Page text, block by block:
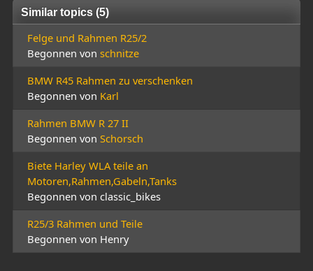
Similar topics (5)
Felge und Rahmen R25/2
Begonnen von schnitze
BMW R45 Rahmen zu verschenken
Begonnen von Karl
Rahmen BMW R 27 II
Begonnen von Schorsch
Biete Harley WLA teile an
Motoren,Rahmen,Gabeln,Tanks
Begonnen von classic_bikes
R25/3 Rahmen und Teile
Begonnen von Henry